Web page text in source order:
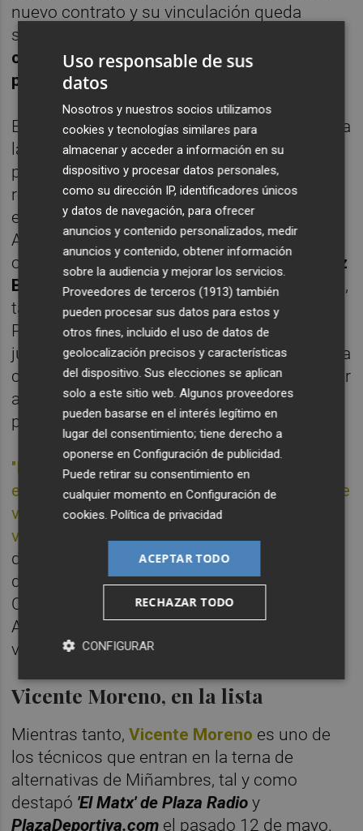
nuevo contrato y su vinculación queda
sellada
categoría en la que milite el equipo la
próxima temporada"
Evidentemente, este movimiento ya descarta
la opción del preparador madrileño y la
posibilidad de que Miñambres esperara a la
resolución de su situación contractual para
echar sobre él el cerco, con el asunto de
Alessio Lisci enstand by. A partir de ahí,
otras opciones de Segunda como Jon Pérez
Bolo
, adelantada porOnda Deportiva Valencia ,
también cogen fuerza. El entrenador de la
Ponferradina también acaba contrato este
junio y, según el portalCazurreando, ya habría
comunicado su no continuidad tras clasificar
al equipo cerca de las posiciones de
promoción.
"Llevo mucho tiempo en esto y ya saben qué
es lo que quiero, un entrenador agresivo y que
vaya a por los partidos porque en Segunda
vamos a ser más protagonistas en el campo"
dijo Miñambres este martes acerca del perfil
de técnico que busca para el Levante.
Comentó, eso sí, que el hecho de conocer a
Alessio hace que el italiano parta con
ventaja.También era ese el caso de Míchel
Vicente Moreno, en la lista
Mientras tanto,Vicente Moreno es uno de
los técnicos que entran en la terna de
alternativas de Miñambres, tal y como
destapó 'El Matx' de Plaza Radio y
PlazaDeportiva.com el pasado 12 de mayo.
Uso responsable de sus
datos
Nosotros y nuestros socios utilizamos
cookies y tecnologías similares para
almacenar y acceder a información en su
dispositivo y procesar datos personales,
como su dirección IP, identificadores únicos
y datos de navegación, para ofrecer
anuncios y contenido personalizados, medir
anuncios y contenido, obtener información
sobre la audiencia y mejorar los servicios.
Proveedores de terceros (1913) también
pueden procesar sus datos para estos y
otros fines, incluido el uso de datos de
geolocalización precisos y características
del dispositivo. Sus elecciones se aplican
solo a este sitio web. Algunos proveedores
pueden basarse en el interés legítimo en
lugar del consentimiento; tiene derecho a
oponerse enConfiguración de publicidad
Puede retirar su consentimiento en
cualquier momento enConfiguración de
cookies .Política de privacidad
ACEPTAR TODO
RECHAZAR TODO
CONFIGURAR